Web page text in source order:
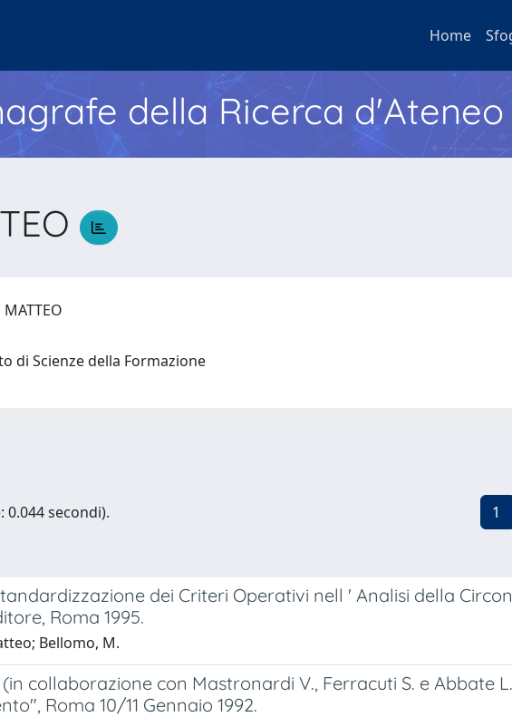
Home
della Ricerca d'Ateneo
di Scienze della Formazione
0.044 secondi).
1
dei Criteri Operativi nell ' Analisi della
Roma 1995.
Bellomo, M.
collaborazione con Mastronardi V., Ferracuti S. e Abbate
Roma 10/11 Gennaio 1992.